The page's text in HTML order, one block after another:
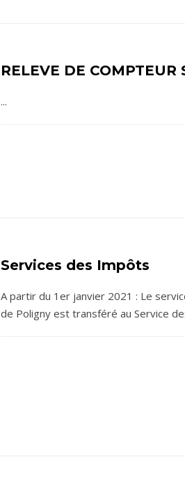
RELEVE DE COMPTEUR
...
Services des Impôts
A partir du 1er janvier 2021 : Le
de Poligny est transféré au Service